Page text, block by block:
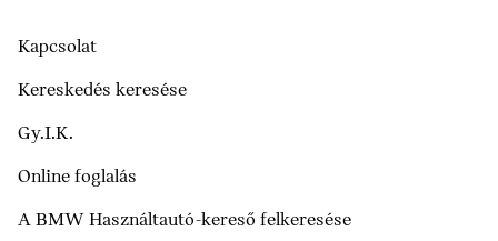
Kapcsolat
Kereskedés keresése
Gy.I.K.
Online foglalás
A BMW Használtautó-kereső felkeresése